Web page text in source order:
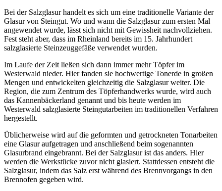
Bei der Salzglasur handelt es sich um eine traditionelle Variante der
Glasur von Steingut. Wo und wann die Salzglasur zum ersten Mal
angewendet wurde, lässt sich nicht mit Gewissheit nachvollziehen.
Fest steht aber, dass im Rheinland bereits im 15. Jahrhundert
salzglasierte Steinzeuggefäße verwendet wurden.
Im Laufe der Zeit ließen sich dann immer mehr Töpfer im
Westerwald nieder. Hier fanden sie hochwertige Tonerde in großen
Mengen und entwickelten gleichzeitig die Salzglasur weiter. Die
Region, die zum Zentrum des Töpferhandwerks wurde, wird auch
das Kannenbäckerland genannt und bis heute werden im
Westerwald salzglasierte Steingutarbeiten im traditionellen Verfahren
hergestellt.
Üblicherweise wird auf die geformten und getrockneten Tonarbeiten
eine Glasur aufgetragen und anschließend beim sogenannten
Glasurbrand eingebrannt. Bei der Salzglasur ist das anders. Hier
werden die Werkstücke zuvor nicht glasiert. Stattdessen entsteht die
Salzglasur, indem das Salz erst während des Brennvorgangs in den
Brennofen gegeben wird.